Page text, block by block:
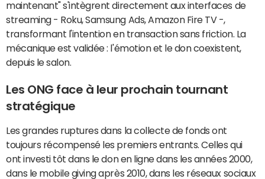
maintenant" s'intègrent directement aux interfaces de
streaming - Roku, Samsung Ads, Amazon Fire TV -,
transformant l'intention en transaction sans friction. La
mécanique est validée : l'émotion et le don coexistent,
depuis le salon.
Les ONG face à leur prochain tournant
stratégique
Les grandes ruptures dans la collecte de fonds ont
toujours récompensé les premiers entrants. Celles qui
ont investi tôt dans le don en ligne dans les années 2000,
dans le mobile giving après 2010, dans les réseaux sociaux